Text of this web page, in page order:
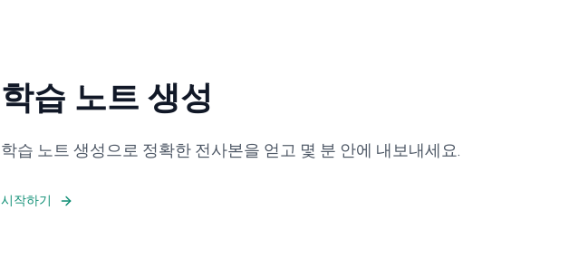
학습 노트 생성
학습 노트 생성으로 정확한 전사본을 얻고 몇 분 안에 내보내세요.
시작하기